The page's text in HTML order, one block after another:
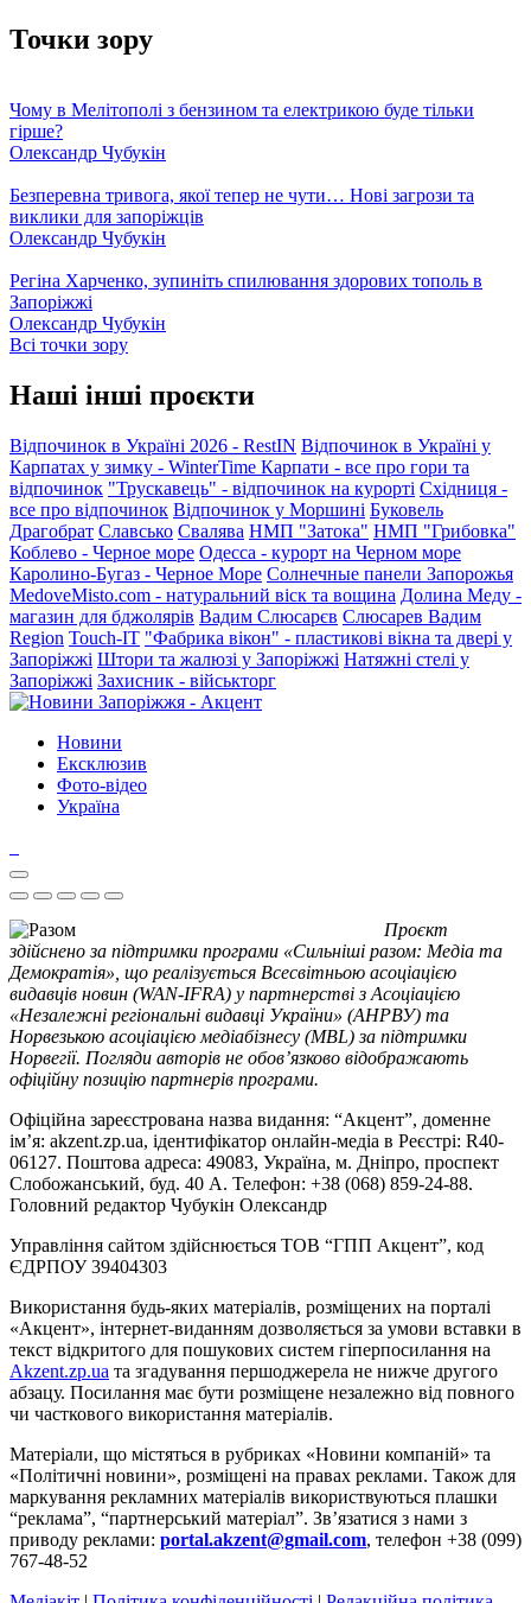
Точки зору
Чому в Мелітополі з бензином та електрикою буде тільки
гірше?
Олександр Чубукін
Безперевна тривога, якої тепер не чути… Нові загрози та
виклики для запоріжців
Олександр Чубукін
Регіна Харченко, зупиніть спилювання здорових тополь в
Запоріжжі
Олександр Чубукін
Всі точки зору
Наші інші проєкти
Відпочинок в Україні 2026 - RestIN Відпочинок в Україні у
Карпатах у зимку - WinterTime Карпати - все про гори та
відпочинок "Трускавець" - відпочинок на курорті Східниця -
все про відпочинок Відпочинок у Моршині Буковель
Драгобрат Славсько Свалява НМП "Затока" НМП "Грибовка"
Коблево - Черное море Одесса - курорт на Черном море
Каролино-Бугаз - Черное Море Солнечные панели Запорожья
MedoveMisto.com - натуральний віск та вощина Долина Меду -
магазин для бджолярів Вадим Слюсарєв Слюсарев Вадим
Region Touch-IT "Фабрика вікон" - пластикові вікна та двері у
Запоріжжі Штори та жалюзі у Запоріжжі Натяжні стелі у
Запоріжжі Захисник - військторг
Новини
Ексклюзив
Фото-відео
Україна
Проєкт
здійснено за підтримки програми «Сильніші разом: Медіа та
Демократія», що реалізується Всесвітньою асоціацією
видавців новин (WAN-IFRA) у партнерстві з Асоціацією
«Незалежні регіональні видавці України» (АНРВУ) та
Норвезькою асоціацією медіабізнесу (MBL) за підтримки
Норвегії. Погляди авторів не обов’язково відображають
офіційну позицію партнерів програми.
Офіційна зареєстрована назва видання: “Акцент”, доменне
ім’я: akzent.zp.ua, ідентифікатор онлайн-медіа в Реєстрі: R40-
06127. Поштова адреса: 49083, Україна, м. Дніпро, проспект
Слобожанський, буд. 40 А. Телефон: +38 (068) 859-24-88.
Головний редактор Чубукін Олександр
Управління сайтом здійснюється ТОВ “ГПП Акцент”, код
ЄДРПОУ 39404303
Використання будь-яких матеріалів, розміщених на порталі
«Акцент», інтернет-виданням дозволяється за умови вставки в
текст відкритого для пошукових систем гіперпосилання на
Akzent.zp.ua та згадування першоджерела не нижче другого
абзацу. Посилання має бути розміщене незалежно від повного
чи часткового використання матеріалів.
Матеріали, що містяться в рубриках «Новини компаній» та
«Політичні новини», розміщені на правах реклами. Також для
маркування рекламних матеріалів використвуються плашки
“реклама”, “партнерський матеріал”. Зв’язатися з нами з
приводу реклами: portal.akzent@gmail.com, телефон +38 (099)
767-48-52